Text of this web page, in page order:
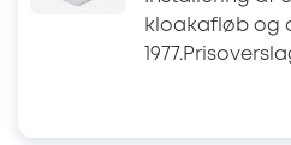
kloakafløb og